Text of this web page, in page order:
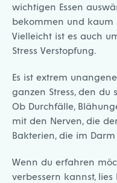
wichtigen Essen
bekommen und kaum
Vielleicht ist es auch
Stress Verstopfung.
Es ist extrem
ganzen Stress, den du
Ob Durchfälle,
mit den Nerven, die
Bakterien, die im
Wenn du erfahren
verbessern kannst,